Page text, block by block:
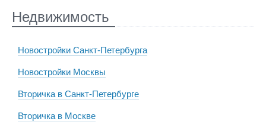
Недвижимость
Новостройки Санкт-Петербурга
Новостройки Москвы
Вторичка в Санкт-Петербурге
Вторичка в Москве